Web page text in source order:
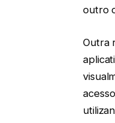
outro
Outra